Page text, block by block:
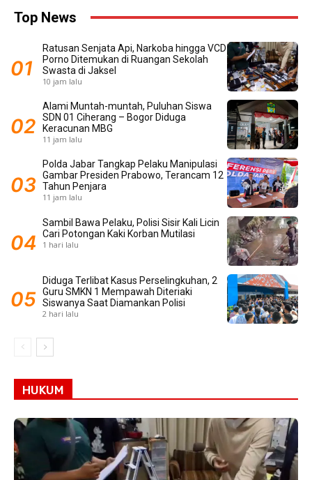
Top News
Ratusan Senjata Api, Narkoba hingga VCD
Porno Ditemukan di Ruangan Sekolah
Swasta di Jaksel
10 jam lalu
Alami Muntah-muntah, Puluhan Siswa
SDN 01 Ciherang – Bogor Diduga
Keracunan MBG
11 jam lalu
Polda Jabar Tangkap Pelaku Manipulasi
Gambar Presiden Prabowo, Terancam 12
Tahun Penjara
11 jam lalu
Sambil Bawa Pelaku, Polisi Sisir Kali Licin
Cari Potongan Kaki Korban Mutilasi
1 hari lalu
Diduga Terlibat Kasus Perselingkuhan, 2
Guru SMKN 1 Mempawah Diteriaki
Siswanya Saat Diamankan Polisi
2 hari lalu
HUKUM